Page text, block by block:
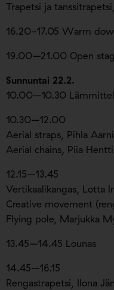
Trapetsi ja
16.20-17.05 Warm
19.00–21.00 Open
Sunnuntai 22.2.
10.00–10.30
10.30–12.00
Aerial straps, Pihla
Aerial chains, Piia
12.15–13.45
Vertikaalikangas, Lotta
Creative movement
Flying pole, Marjukka
13.45–14.45 Lounas
14.45–16.15
Rengastrapetsi, Ilona